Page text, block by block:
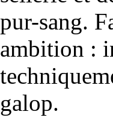
pur-sang.
ambition :
galop.